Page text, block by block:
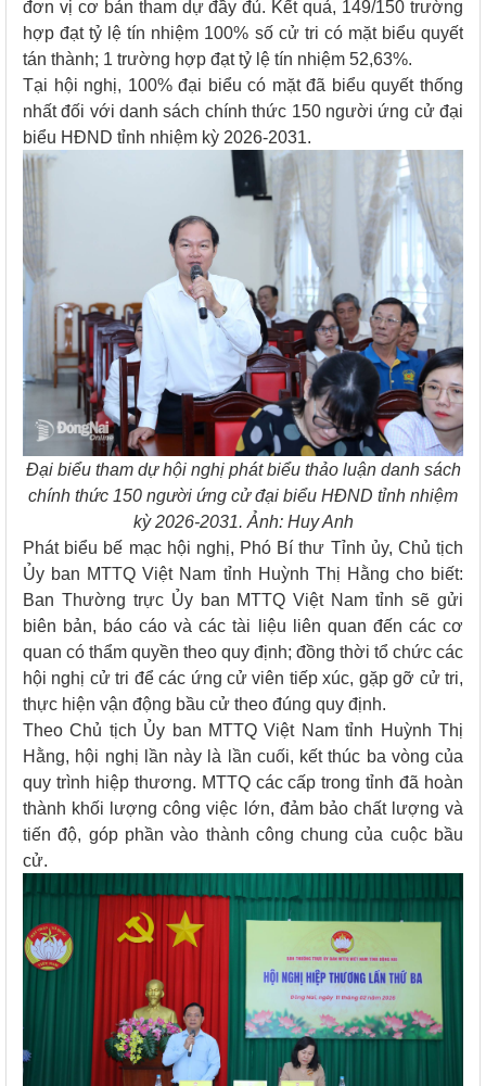
đơn vị cơ bản tham dự đầy đủ. Kết quả, 149/150 trường
hợp đạt tỷ lệ tín nhiệm 100% số cử tri có mặt biểu quyết
tán thành; 1 trường hợp đạt tỷ lệ tín nhiệm 52,63%.
Tại hội nghị, 100% đại biểu có mặt đã biểu quyết thống
nhất đối với danh sách chính thức 150 người ứng cử đại
biểu HĐND tỉnh nhiệm kỳ 2026-2031.
Đại biểu tham dự hội nghị phát biểu thảo luận danh sách
chính thức 150 người ứng cử đại biểu HĐND tỉnh nhiệm
kỳ 2026-2031. Ảnh: Huy Anh
Phát biểu bế mạc hội nghị, Phó Bí thư Tỉnh ủy, Chủ tịch
Ủy ban MTTQ Việt Nam tỉnh Huỳnh Thị Hằng cho biết:
Ban Thường trực Ủy ban MTTQ Việt Nam tỉnh sẽ gửi
biên bản, báo cáo và các tài liệu liên quan đến các cơ
quan có thẩm quyền theo quy định; đồng thời tổ chức các
hội nghị cử tri để các ứng cử viên tiếp xúc, gặp gỡ cử tri,
thực hiện vận động bầu cử theo đúng quy định.
Theo Chủ tịch Ủy ban MTTQ Việt Nam tỉnh Huỳnh Thị
Hằng, hội nghị lần này là lần cuối, kết thúc ba vòng của
quy trình hiệp thương. MTTQ các cấp trong tỉnh đã hoàn
thành khối lượng công việc lớn, đảm bảo chất lượng và
tiến độ, góp phần vào thành công chung của cuộc bầu
cử.